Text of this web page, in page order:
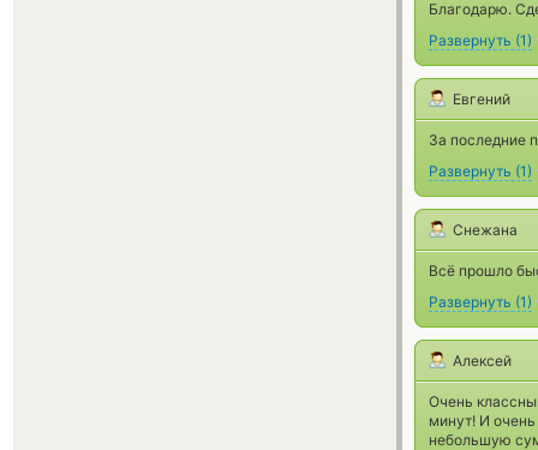
Благодарю.
Развернуть (1)
Евгений
За последние
Развернуть (1)
Снежана
Всё прошло
Развернуть (1)
Алексей
Очень
минут! И
небольшую